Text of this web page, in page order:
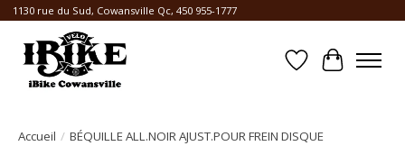
1130 rue du Sud, Cowansville Qc, 450 955-1777
Liste dePanier
Accueil / BÉQUILLE ALL.NOIR AJUST.POUR FREIN DISQUE